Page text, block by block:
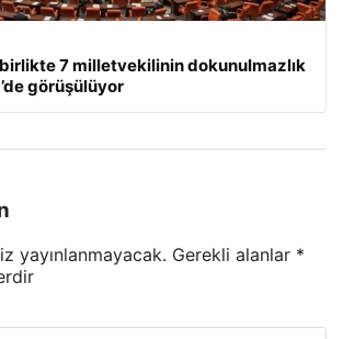
7 milletvekilinin dokunulmazlık
görüşülüyor
yayınlanmayacak. Gerekli alanlar *